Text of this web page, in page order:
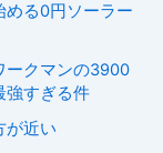
める0円ソーラー
ークマンの3900
強すぎる件
が近い